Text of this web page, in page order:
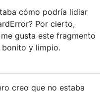
cómo podría lidiar
Por cierto,
me gusta este fragmento
y limpio.
creo que no estaba